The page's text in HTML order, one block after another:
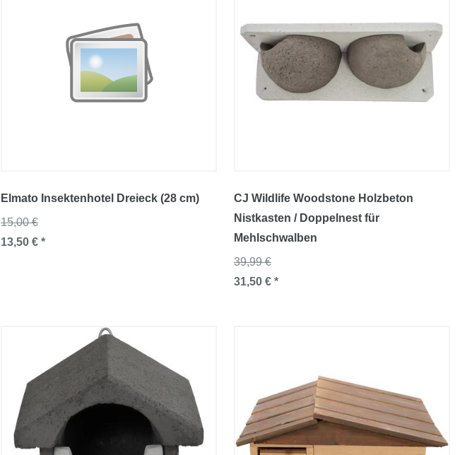
Elmato Insektenhotel Dreieck (28 cm)
15,00 €
13,50 € *
CJ Wildlife Woodstone Holzbeton
Nistkasten / Doppelnest für
Mehlschwalben
39,99 €
31,50 € *